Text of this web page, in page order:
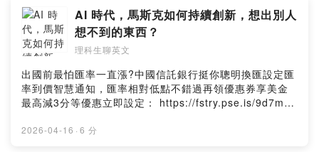
🌱歡迎免費訂閱：七點半學英文電子報，滿滿乾貨每週五分享給你⬇️
https://linktr.ee/cathygirl
AI 時代，馬斯克如何持續創新，想出別人
想不到的東西？
理科生聊英文
出國前最怕匯率一直漲?中國信託銀行挺你聰明換匯設定匯
率到價智慧通知，匯率相對低點不錯過再領優惠券享美金
最高減3分等優惠立即設定： https://fstry.pse.is/9d7myu
情況審慎投資。完整注意事項詳見網站資訊。—— 以上為
2026-04-16 · 6 分